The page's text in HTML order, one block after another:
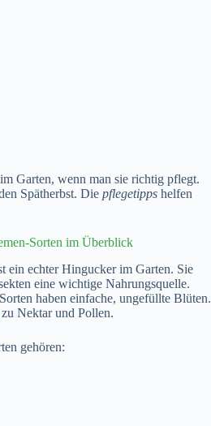
Garten, wenn man sie richtig pflegt.
Spätherbst. Die pflegetipps helfen
Sorten im Überblick
ein echter Hingucker im Garten. Sie
eine wichtige Nahrungsquelle.
haben einfache, ungefüllte Blüten.
Nektar und Pollen.
gehören: